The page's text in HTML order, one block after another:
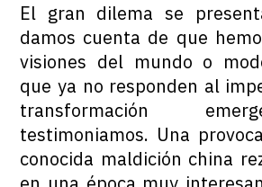
El gran dilema se
damos cuenta de que
visiones del mundo o
que ya no responden al
transformación
testimoniamos. Una
conocida maldición china